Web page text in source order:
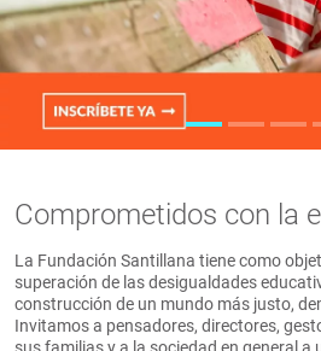
Comprometidos con la
La Fundación Santillana tiene como
superación de las desigualdades
construcción de un mundo más justo,
Invitamos a pensadores, directores,